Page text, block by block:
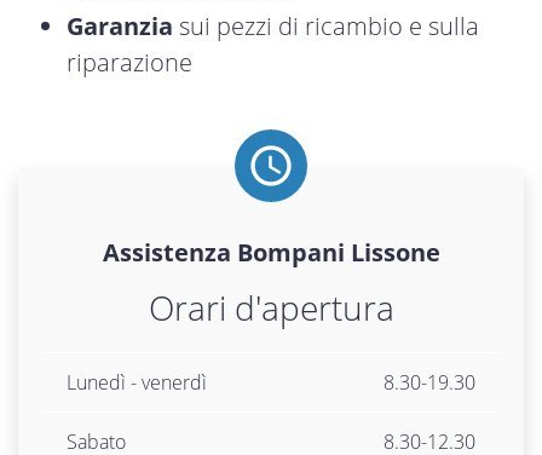
Garanzia sui pezzi di ricambio e sulla
riparazione
Assistenza Bompani Lissone
Orari d'apertura
Lunedì - venerdì 8.30-19.30
Sabato 8.30-12.30